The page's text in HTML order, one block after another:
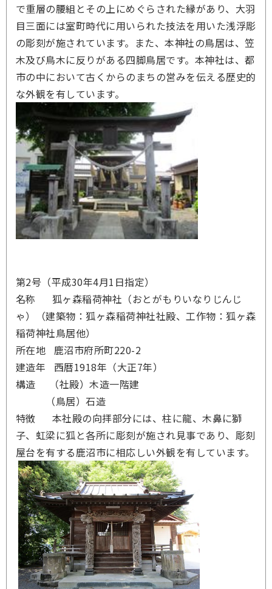
で重層の腰組とその上にめぐらされた縁があり、大羽
目三面には室町時代に用いられた技法を用いた浅浮彫
の彫刻が施されています。また、本神社の鳥居は、笠
木及び鳥木に反りがある四脚鳥居です。本神社は、都
市の中において古くからのまちの営みを伝える歴史的
な外観を有しています。
第2号（平成30年4月1日指定）
名称 狐ヶ森稲荷神社 （おとがもりいなりじんじ
ゃ）
（建築物：狐ヶ森稲荷神社社殿、工作物：狐ヶ森
稲荷神社鳥居他）
所在地 鹿沼市府所町220-2
建造年 西暦1918年（大正7年）
構造 （社殿）木造一階建
（鳥居）石造
特徴 本社殿の向拝部分には、柱に龍、木鼻に獅
子、虹梁に狐と各所に彫刻が施され見事であり、彫刻
屋台を有する鹿沼市に相応しい外観を有しています。